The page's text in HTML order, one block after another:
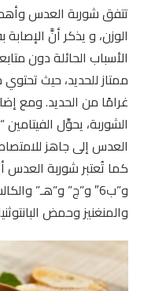
تتفق شوربة العدس
الوزن، و يذكر أنَّ
الأسباب الحائلة دون
غرامًا من الحديد. ومع
الشوربة، يحوِّل
العدس إلى جاهز
كما تُعتبر شوربة العدس
و”ب6″ و”ج” و”هـ”
والمنغنيز وحمض